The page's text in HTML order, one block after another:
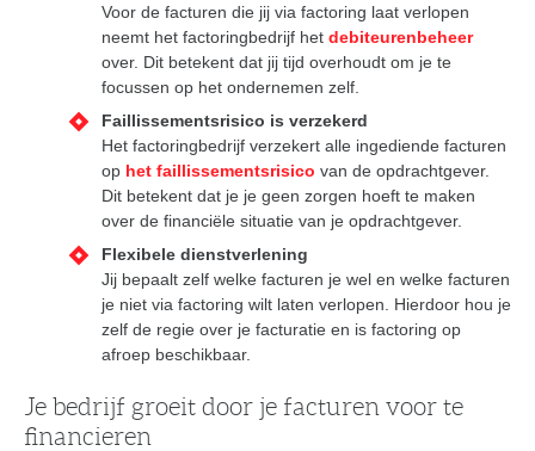
Voor de facturen die jij via factoring laat verlopen
neemt het factoringbedrijf het debiteurenbeheer
over. Dit betekent dat jij tijd overhoudt om je te
focussen op het ondernemen zelf.
Faillissementsrisico is verzekerd
Het factoringbedrijf verzekert alle ingediende facturen
op het faillissementsrisico van de opdrachtgever.
Dit betekent dat je je geen zorgen hoeft te maken
over de financiële situatie van je opdrachtgever.
Flexibele dienstverlening
Jij bepaalt zelf welke facturen je wel en welke facturen
je niet via factoring wilt laten verlopen. Hierdoor hou je
zelf de regie over je facturatie en is factoring op
afroep beschikbaar.
Je bedrijf groeit door je facturen voor te
financieren